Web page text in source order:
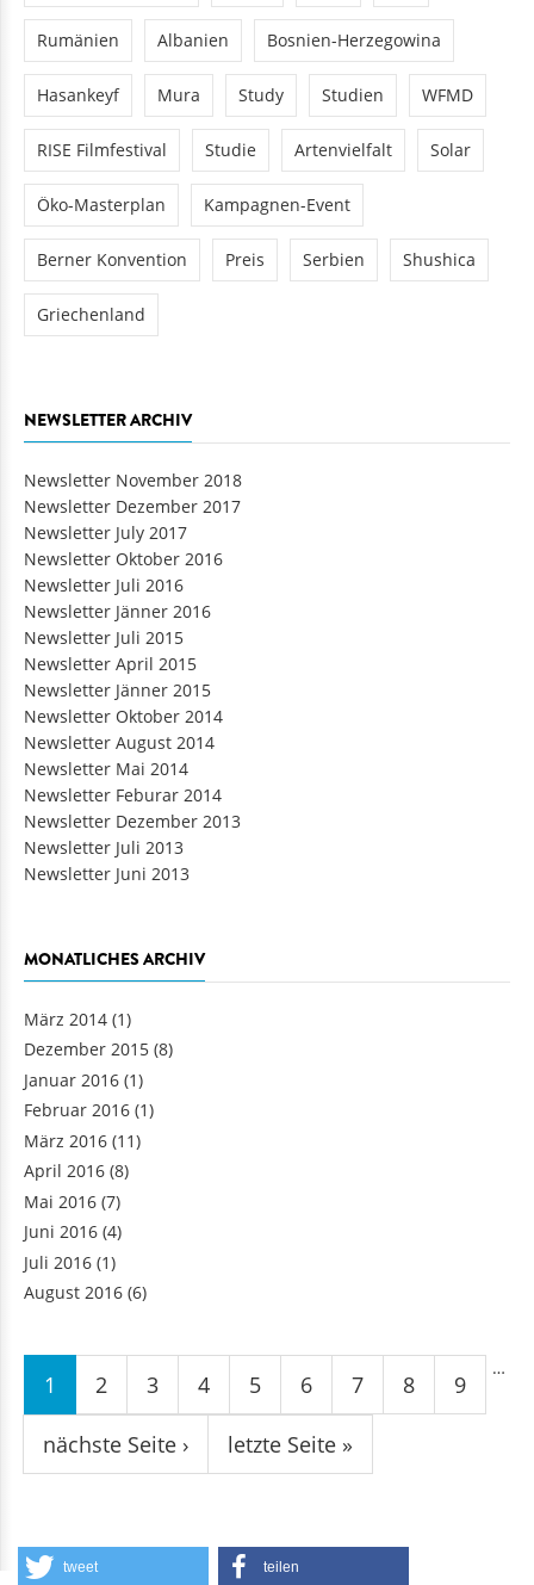
Rumänien Albanien Bosnien-Herzegowina
Hasankeyf Mura Study Studien WFMD
RISE Filmfestival Studie Artenvielfalt Solar
Öko-Masterplan Kampagnen-Event
Berner Konvention Preis Serbien Shushica
Griechenland
NEWSLETTER ARCHIV
Newsletter November 2018
Newsletter Dezember 2017
Newsletter July 2017
Newsletter Oktober 2016
Newsletter Juli 2016
Newsletter Jänner 2016
Newsletter Juli 2015
Newsletter April 2015
Newsletter Jänner 2015
Newsletter Oktober 2014
Newsletter August 2014
Newsletter Mai 2014
Newsletter Feburar 2014
Newsletter Dezember 2013
Newsletter Juli 2013
Newsletter Juni 2013
MONATLICHES ARCHIV
März 2014 (1)
Dezember 2015 (8)
Januar 2016 (1)
Februar 2016 (1)
März 2016 (11)
April 2016 (8)
Mai 2016 (7)
Juni 2016 (4)
Juli 2016 (1)
August 2016 (6)
Seiten
1 2 3 4 5 6 7 8 9
…
nächste Seite › letzte Seite »
tweet teilen